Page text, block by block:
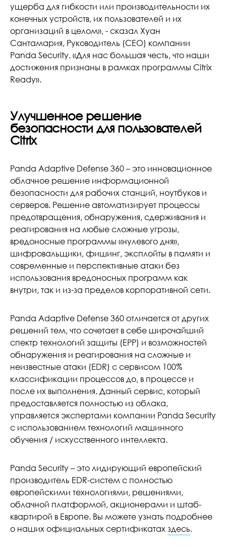
ущерба для гибкости или производительности их
конечных устройств, их пользователей и их
организаций в целом», - сказал Хуан
Сантамария, Руководитель (CEO) компании
Panda Security. «Для нас большая честь, что наши
достижения признаны в рамках программы Citrix
Ready».
Улучшенное решение
безопасности для пользователей
Citrix
Panda Adaptive Defense 360 – это инновационное
облачное решение информационной
безопасности для рабочих станций, ноутбуков и
серверов. Решение автоматизирует процессы
предотвращения, обнаружения, сдерживания и
реагирования на любые сложные угрозы,
вредоносные программы «нулевого дня»,
шифровальщики, фишинг, эксплойты в памяти и
современные и перспективные атаки без
использования вредоносных программ как
внутри, так и из-за пределов корпоративной сети.
Panda Adaptive Defense 360 отличается от других
решений тем, что сочетает в себе широчайший
спектр технологий защиты (EPP) и возможностей
обнаружения и реагирования на сложные и
неизвестные атаки (EDR) с сервисом 100%
классификации процессов до, в процессе и
после их выполнения. Данный сервис, который
предоставляется полностью из облака,
управляется экспертами компании Panda Security
с использованием технологий машинного
обучения / искусственного интеллекта.
Panda Security – это лидирующий европейский
производитель EDR-систем с полностью
европейскими технологиями, решениями,
облачной платформой, акционерами и штаб-
квартирой в Европе. Вы можете узнать подробнее
о наших официальных сертификатах здесь.